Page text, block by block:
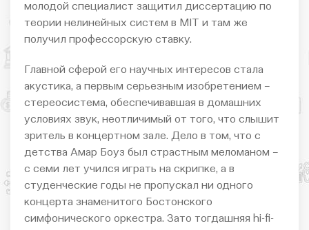
молодой специалист защитил диссертацию по
теории нелинейных систем в MIT и там же
получил профессорскую ставку.
Главной сферой его научных интересов стала
акустика, а первым серьезным изобретением –
стереосистема, обеспечивавшая в домашних
условиях звук, неотличимый от того, что слышит
зритель в концертном зале. Дело в том, что с
детства Амар Боуз был страстным меломаном –
с семи лет учился играть на скрипке, а в
студенческие годы не пропускал ни одного
концерта знаменитого Бостонского
симфонического оркестра. Зато тогдашняя hi-fi-